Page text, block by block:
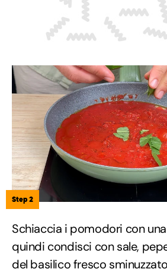
Step 2
Schiaccia i pomodori con
quindi condisci con sale,
del basilico fresco